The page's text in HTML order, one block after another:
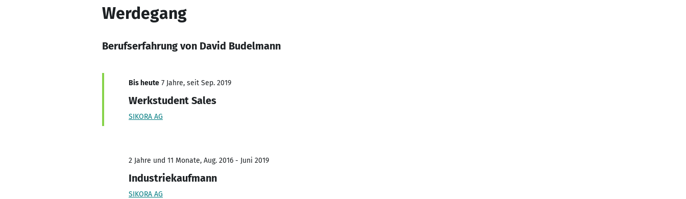
Werdegang
Berufserfahrung von David Budelmann
Bis heute 7 Jahre, seit Sep. 2019
Werkstudent Sales
SIKORA AG
2 Jahre und 11 Monate, Aug. 2016 - Juni 2019
Industriekaufmann
SIKORA AG